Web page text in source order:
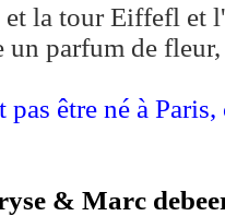
et la tour Eiffefl et
parfum de fleur,
pas être né à
& Marc